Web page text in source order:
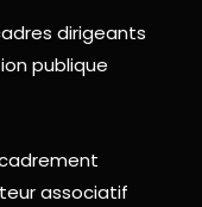
dirigeants
publique
associatif